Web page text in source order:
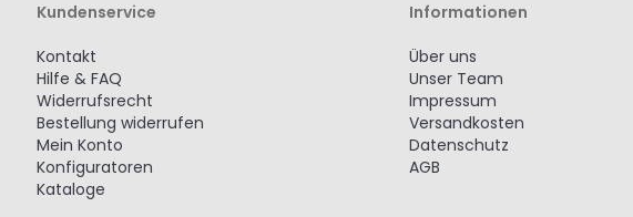
Kundenservice
Kontakt
Hilfe & FAQ
Widerrufsrecht
Bestellung widerrufen
Mein Konto
Konfiguratoren
Kataloge
Informationen
Über uns
Unser Team
Impressum
Versandkosten
Datenschutz
AGB